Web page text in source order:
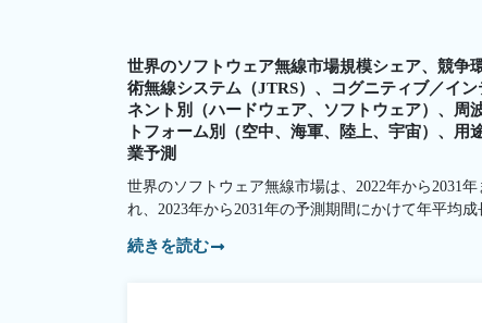
世界のソフトウェア無線市場規模シェア、競争
術無線システム（JTRS）、コグニティブ／イ
ネント別（ハードウェア、ソフトウェア）、
トフォーム別（空中、海軍、陸上、宇宙）、
業予測
世界のソフトウェア無線市場は、2022年から2031
れ、2023年から2031年の予測期間にかけて年平均
続きを読む